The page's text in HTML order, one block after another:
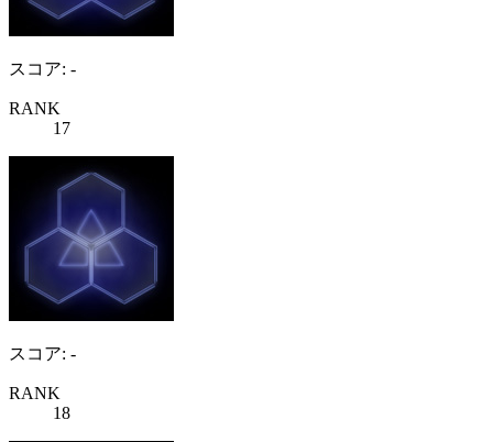
スコア: -
RANK
17
スコア: -
RANK
18